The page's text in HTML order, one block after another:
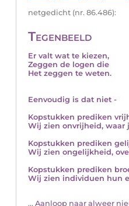
netgedicht (nr. 86.486):
Tegenbeeld
Er valt wat te kiezen,
Zeggen de logen die
Het zeggen te weten.
Eenvoudig is dat niet -
Kopstukken prediken
Wij zien onvrijheid, waar
Kopstukken prediken
Wij zien ongelijkheid,
Kopstukken prediken
Wij zien individuen hun
... Aanloop naar alweer